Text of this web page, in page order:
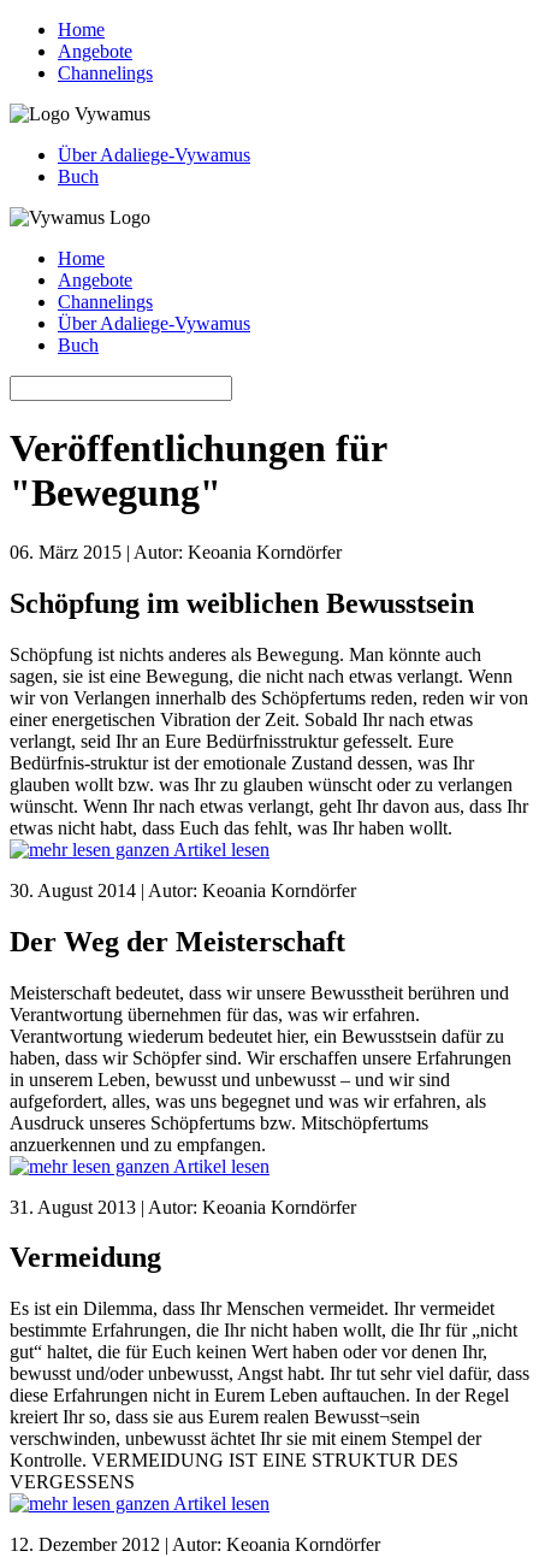
Home
Angebote
Channelings
Über Adaliege-Vywamus
Buch
Home
Angebote
Channelings
Über Adaliege-Vywamus
Buch
Veröffentlichungen für
"Bewegung"
06. März 2015 | Autor: Keoania Korndörfer
Schöpfung im weiblichen Bewusstsein
Schöpfung ist nichts anderes als Bewegung. Man könnte auch
sagen, sie ist eine Bewegung, die nicht nach etwas verlangt. Wenn
wir von Verlangen innerhalb des Schöpfertums reden, reden wir von
einer energetischen Vibration der Zeit. Sobald Ihr nach etwas
verlangt, seid Ihr an Eure Bedürfnisstruktur gefesselt. Eure
Bedürfnis-struktur ist der emotionale Zustand dessen, was Ihr
glauben wollt bzw. was Ihr zu glauben wünscht oder zu verlangen
wünscht. Wenn Ihr nach etwas verlangt, geht Ihr davon aus, dass Ihr
etwas nicht habt, dass Euch das fehlt, was Ihr haben wollt.
ganzen Artikel lesen
30. August 2014 | Autor: Keoania Korndörfer
Der Weg der Meisterschaft
Meisterschaft bedeutet, dass wir unsere Bewusstheit berühren und
Verantwortung übernehmen für das, was wir erfahren.
Verantwortung wiederum bedeutet hier, ein Bewusstsein dafür zu
haben, dass wir Schöpfer sind. Wir erschaffen unsere Erfahrungen
in unserem Leben, bewusst und unbewusst – und wir sind
aufgefordert, alles, was uns begegnet und was wir erfahren, als
Ausdruck unseres Schöpfertums bzw. Mitschöpfertums
anzuerkennen und zu empfangen.
ganzen Artikel lesen
31. August 2013 | Autor: Keoania Korndörfer
Vermeidung
Es ist ein Dilemma, dass Ihr Menschen vermeidet. Ihr vermeidet
bestimmte Erfahrungen, die Ihr nicht haben wollt, die Ihr für „nicht
gut“ haltet, die für Euch keinen Wert haben oder vor denen Ihr,
bewusst und/oder unbewusst, Angst habt. Ihr tut sehr viel dafür, dass
diese Erfahrungen nicht in Eurem Leben auftauchen. In der Regel
kreiert Ihr so, dass sie aus Eurem realen Bewusst¬sein
verschwinden, unbewusst ächtet Ihr sie mit einem Stempel der
Kontrolle. VERMEIDUNG IST EINE STRUKTUR DES
VERGESSENS
ganzen Artikel lesen
12. Dezember 2012 | Autor: Keoania Korndörfer